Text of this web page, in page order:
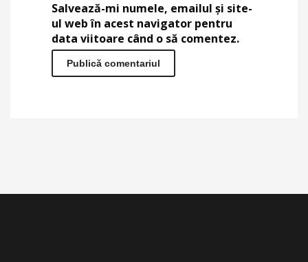
Salvează-mi numele, emailul și site-
ul web în acest navigator pentru
data viitoare când o să comentez.